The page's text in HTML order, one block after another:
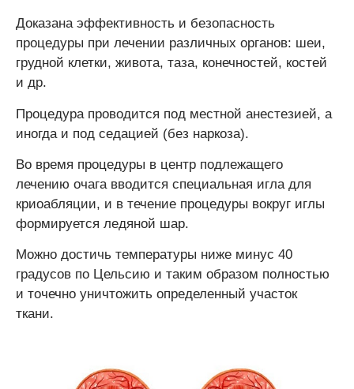
Доказана эффективность и безопасность
процедуры при лечении различных органов: шеи,
грудной клетки, живота, таза, конечностей, костей
и др.
Процедура проводится под местной анестезией, а
иногда и под седацией (без наркоза).
Во время процедуры в центр подлежащего
лечению очага вводится специальная игла для
криоабляции, и в течение процедуры вокруг иглы
формируется ледяной шар.
Можно достичь температуры ниже минус 40
градусов по Цельсию и таким образом полностью
и точечно уничтожить определенный участок
ткани.